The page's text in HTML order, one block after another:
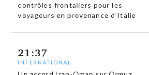
contrôles frontaliers pour les
voyageurs en provenance d’Italie
21:37
INTERNATIONAL